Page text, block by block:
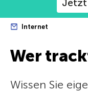
Jetzt
Internet
Wer
Wissen Sie